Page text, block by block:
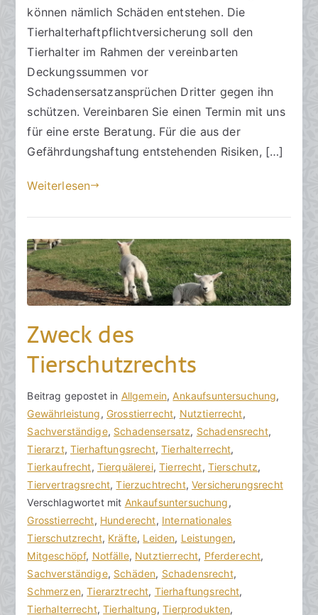
ä
l
i
c
a
m
2
9
.
e
t
e
m
b
e
2
0
brauchen
eine
Haftpflichtversicherung
können nämlich Schäden entstehen. Die
Tierhalterhaftpflichtversicherung soll den
Tierhalter im Rahmen der vereinbarten
Deckungssummen vor
Schadensersatzansprüchen Dritter gegen ihn
schützen. Vereinbaren Sie einen Termin mit uns
für eine erste Beratung. Für die aus der
Gefährdungshaftung entstehenden Risiken, […]
Weiterlesen
Zweck des
Tierschutzrechts
V
o
n
h
o
r
a
k
R
e
c
h
t
B
e
i
t
r
a
g
v
e
r
ö
f
f
Beitrag gepostet in Allgemein,Ankaufsuntersuchung,
Gewährleistung, Grosstierrecht, Nutztierrecht,
Sachverständige, Schadensersatz, Schadensrecht,
Tierarzt,Tierhaftungsrecht,Tierhalterrecht,
Tierkaufrecht, Tierquälerei,Tierrecht, Tierschutz,
Tiervertragsrecht,Tierzuchtrecht,Versicherungsrecht
Verschlagwortet mit Ankaufsuntersuchung,
Grosstierrecht, Hunderecht, Internationales
Tierschutzrecht, Kräfte, Leiden, Leistungen,
Mitgeschöpf, Notfälle, Nutztierrecht, Pferderecht,
Sachverständige, Schäden, Schadensrecht,
Schmerzen,Tierarztrecht, Tierhaftungsrecht,
Tierhalterrecht,Tierhaltung,Tierprodukten,
K
e
i
n
e
K
o
m
m
e
n
t
a